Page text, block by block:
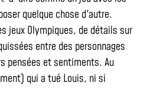
quelque chose d'autre.
jeux Olympiques, de détails sur
entre des personnages
pensées et sentiments. Au
qui a tué Louis, ni si